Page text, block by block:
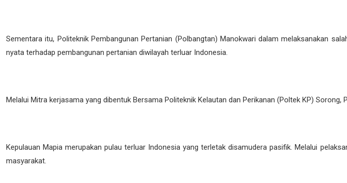
Sementara itu, Politeknik Pembangunan Pertanian (Polbangtan) Manokwari dalam melaksanakan
nyata terhadap pembangunan pertanian diwilayah terluar Indonesia.
Melalui Mitra kerjasama yang dibentuk Bersama Politeknik Kelautan dan Perikanan (Poltek KP)
Kepulauan Mapia merupakan pulau terluar Indonesia yang terletak disamudera pasifik. Melalui
masyarakat.